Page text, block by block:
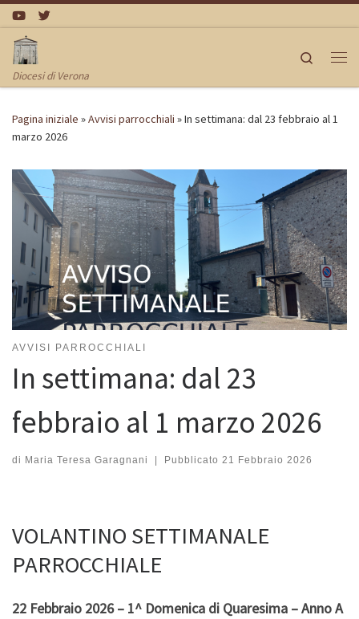
Passa al contenuto
Diocesi di Verona
Search
Pagina iniziale »Avvisi parrocchiali »In settimana: dal 23 febbraio al 1
marzo 2026
AVVISI PARROCCHIALI
In settimana: dal 23
febbraio al 1 marzo 2026
di Maria Teresa Garagnani Pubblicato 21 Febbraio 2026
VOLANTINO SETTIMANALE
PARROCCHIALE
22 Febbraio 2026 – 1^ Domenica di Quaresima – Anno A